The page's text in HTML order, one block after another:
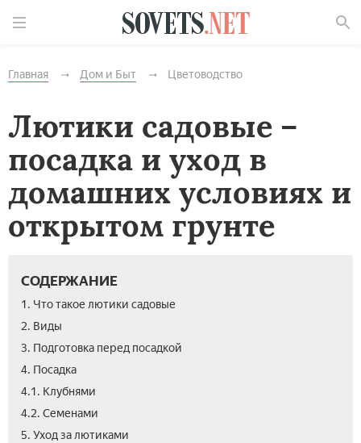
Главная Дом и Быт Цветоводство
Лютики садовые –
посадка и уход в
домашних условиях и
открытом грунте
СОДЕРЖАНИЕ
1. Что такое лютики садовые
2. Виды
3. Подготовка перед посадкой
4. Посадка
4.1. Клубнями
4.2. Семенами
5. Уход за лютиками